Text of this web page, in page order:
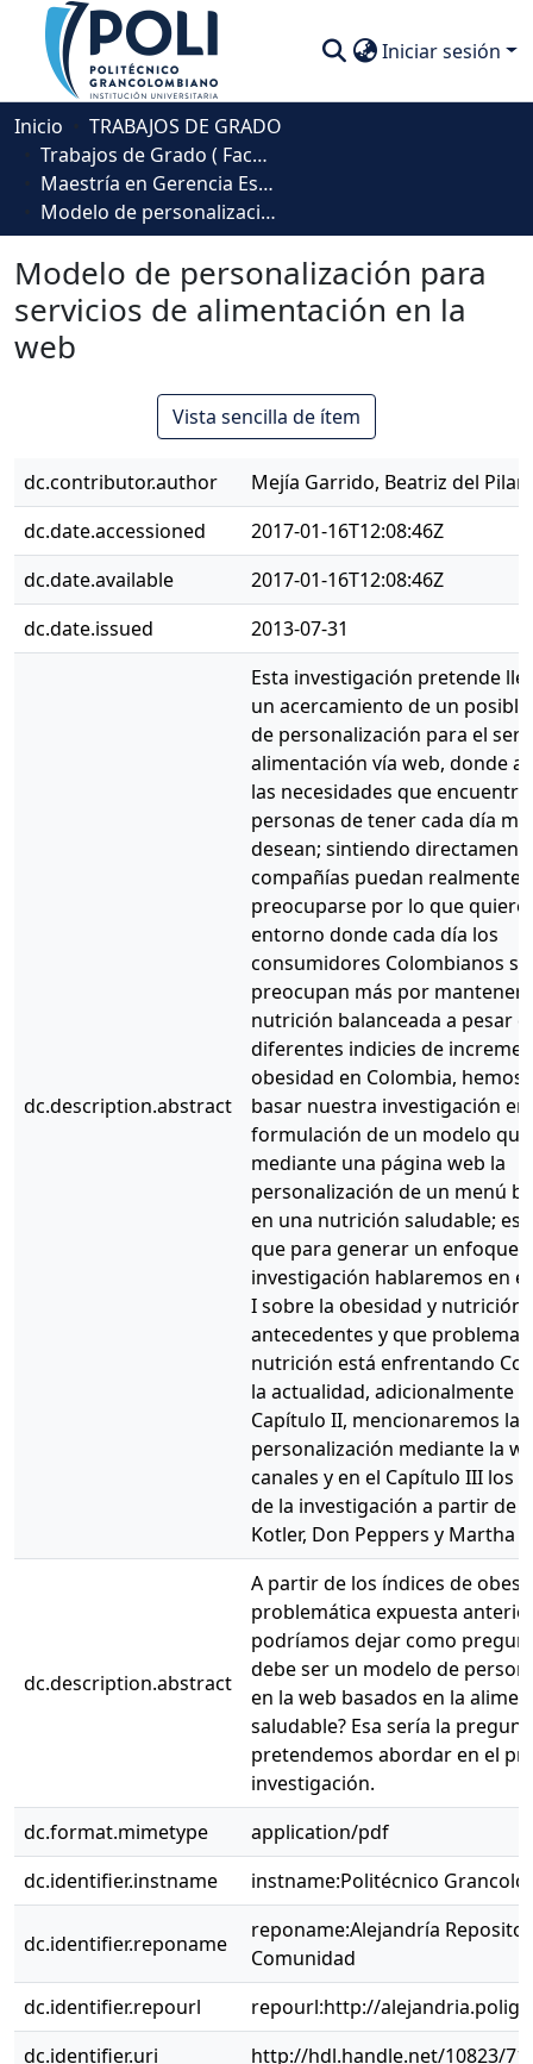
Iniciar sesión
Comunidades
Descubre
Estadísticas
Inicio
TRABAJOS DE GRADO
Trabajos de Grado ( Facultad de Sociedad, Cultura y Creatividad)
Maestría en Gerencia Estratégica de Mercadeo
Modelo de personalización para servicios de alimentación en la web
Modelo de personalización para
servicios de alimentación en la
web
Vista sencilla de ítem
dc.contributor.author
Mejía Garrido, Beatriz del Pilar
dc.date.accessioned
2017-01-16T12:08:46Z
dc.date.available
2017-01-16T12:08:46Z
dc.date.issued
2013-07-31
dc.description.abstract
Esta investigación pretende
un acercamiento de un
de personalización para el
alimentación vía web, donde a
las necesidades que
personas de tener cada día
desean; sintiendo
compañías puedan realmente
preocuparse por lo que
entorno donde cada día los
consumidores Colombianos se
preocupan más por mantener
nutrición balanceada a pesar
diferentes indicies de
obesidad en Colombia, hemos
basar nuestra investigación en
formulación de un modelo
mediante una página web la
personalización de un menú
en una nutrición saludable; es
que para generar un enfoque
investigación hablaremos en
I sobre la obesidad y nutrición
antecedentes y que
nutrición está enfrentando
la actualidad, adicionalmente
Capítulo II, mencionaremos la
personalización mediante la
canales y en el Capítulo III los
de la investigación a partir de
Kotler, Don Peppers y Martha
dc.description.abstract
A partir de los índices de
problemática expuesta
podríamos dejar como
debe ser un modelo de
en la web basados en la
saludable? Esa sería la
pretendemos abordar en el
investigación.
dc.format.mimetype
application/pdf
dc.identifier.instname
instname:Politécnico
dc.identifier.reponame
reponame:Alejandría
Comunidad
dc.identifier.repourl
repourl:http://
dc.identifier.uri
http://hdl.handle.net/10823/